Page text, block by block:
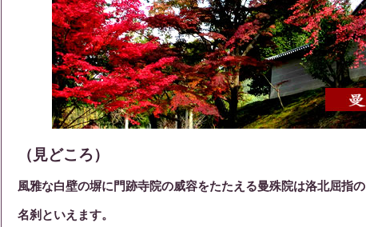
（見どころ）
風雅な白壁の塀に門跡寺院の威容をたたえる曼殊院は洛北屈指の
名刹といえます。